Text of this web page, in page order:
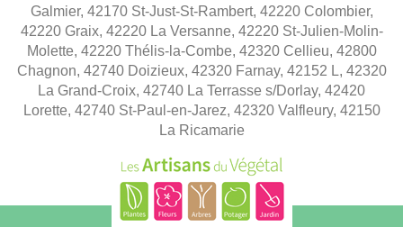
Galmier, 42170 St-Just-St-Rambert, 42220 Colombier,
42220 Graix, 42220 La Versanne, 42220 St-Julien-Molin-
Molette, 42220 Thélis-la-Combe, 42320 Cellieu, 42800
Chagnon, 42740 Doizieux, 42320 Farnay, 42152 L, 42320
La Grand-Croix, 42740 La Terrasse s/Dorlay, 42420
Lorette, 42740 St-Paul-en-Jarez, 42320 Valfleury, 42150
La Ricamarie